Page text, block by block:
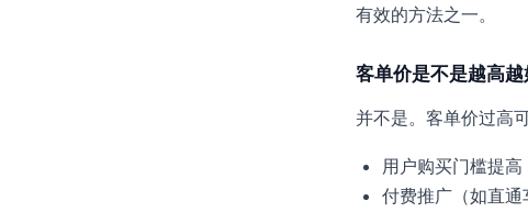
有效的方法之一。
客单价是不是越高越
并不是。客单价过高
用户购买门槛提
付费推广（如直